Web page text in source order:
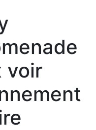
voir